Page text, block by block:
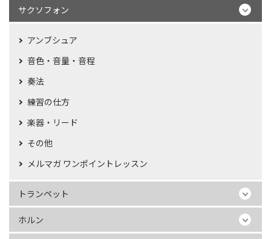
サクソフォン
アンブシュア
音色・音量・音程
奏法
練習の仕方
楽器・リード
その他
メルマガ ワンポイントレッスン
トランペット
ホルン